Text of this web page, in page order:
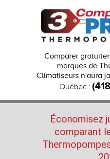
Comparer
marques de
Climatiseurs n'aura
Québec :
Économisez
comparant